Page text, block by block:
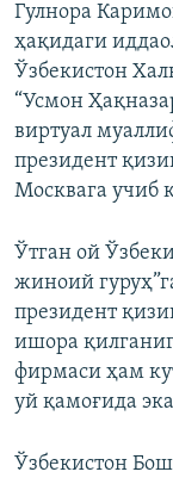
Гулнора
ҳақидаги
Ўзбекистон
“Усмон
виртуал
президент
Москвага учиб
Ўтган ой
жиноий
президент
ишора
фирмаси ҳам
уй қамоғида
Ўзбекистон